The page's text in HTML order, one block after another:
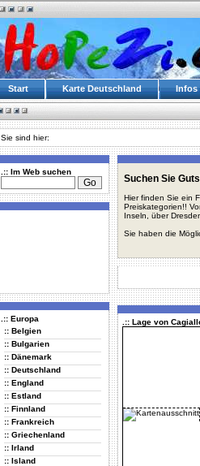
Start Karte Deutschland Infos
Sie sind hier:
.:: Im Web suchen
.:: Europa
:: Belgien
:: Bulgarien
:: Dänemark
:: Deutschland
:: England
:: Estland
:: Finnland
:: Frankreich
:: Griechenland
:: Irland
:: Island
Suchen Sie
Hier finden Sie ein
Preiskategorien!!
Inseln, über
Sie haben die
.:: Lage von